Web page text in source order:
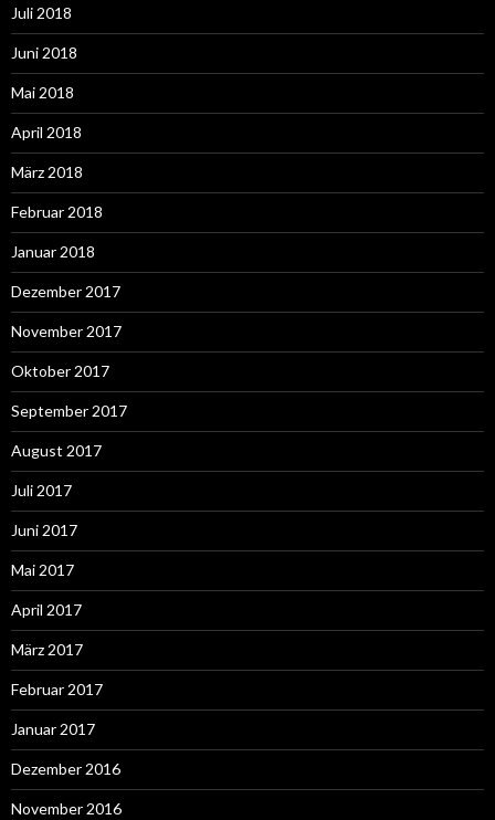
Juli 2018
Juni 2018
Mai 2018
April 2018
März 2018
Februar 2018
Januar 2018
Dezember 2017
November 2017
Oktober 2017
September 2017
August 2017
Juli 2017
Juni 2017
Mai 2017
April 2017
März 2017
Februar 2017
Januar 2017
Dezember 2016
November 2016